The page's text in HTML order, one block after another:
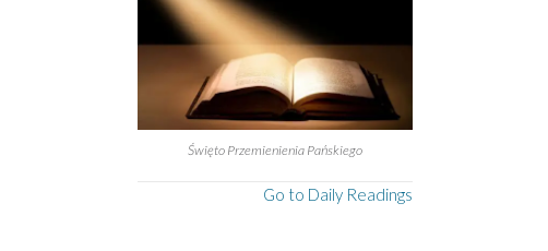
Święto Przemienienia Pańskiego
Go to Daily Readings